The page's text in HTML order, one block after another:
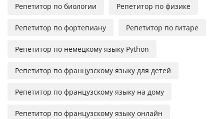
Репетитор по биологии Репетитор по физике
Репетитор по фортепиану Репетитор по гитаре
Репетитор по немецкому языку Python
Репетитор по французскому языку для детей
Репетитор по французскому языку на дому
Репетитор по французскому языку онлайн